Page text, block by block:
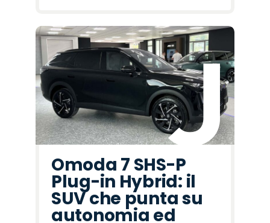
Omoda 7 SHS-P
Plug-in Hybrid: il
SUV che punta su
autonomia ed